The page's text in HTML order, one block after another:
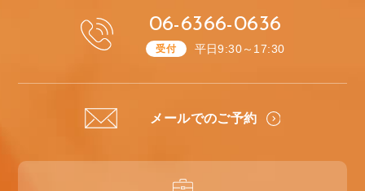
06-6366-0636
受付 平日9:30～17:30
メールでのご予約